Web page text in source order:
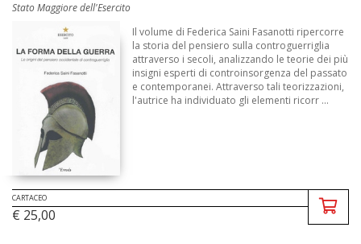
Stato Maggiore dell'Esercito
Il volume di Federica Saini Fasanotti ripercorre
la storia del pensiero sulla controguerriglia
attraverso i secoli, analizzando le teorie dei più
insigni esperti di controinsorgenza del passato
e contemporanei. Attraverso tali teorizzazioni,
l'autrice ha individuato gli elementi ricorr ...
CARTACEO
€ 25,00